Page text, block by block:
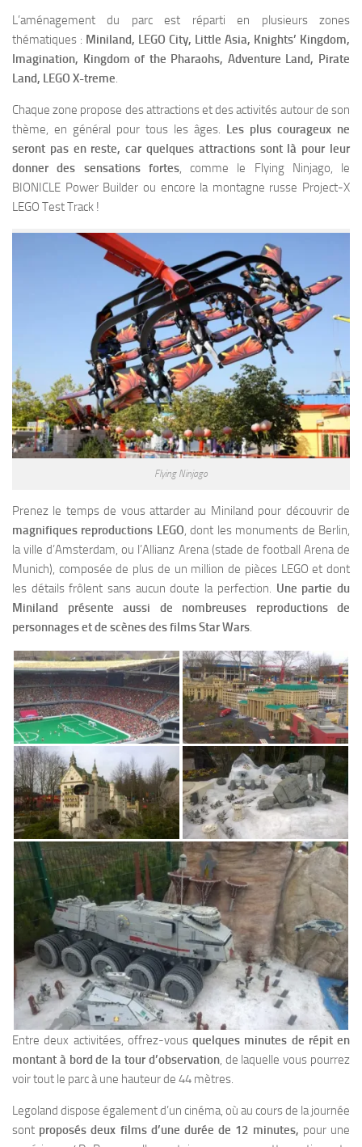
L’aménagement du parc est réparti en plusieurs zones
thématiques : Miniland, LEGO City, Little Asia, Knights’ Kingdom,
Imagination, Kingdom of the Pharaohs, Adventure Land, Pirate
Land, LEGO X-treme.
Chaque zone propose des attractions et des activités autour de son
thème, en général pour tous les âges. Les plus courageux ne
seront pas en reste, car quelques attractions sont là pour leur
donner des sensations fortes, comme le Flying Ninjago, le
BIONICLE Power Builder ou encore la montagne russe Project-X
LEGO Test Track !
Flying Ninjago
Prenez le temps de vous attarder au Miniland pour découvrir de
magnifiques reproductions LEGO, dont les monuments de Berlin,
la ville d’Amsterdam, ou l’Allianz Arena (stade de football Arena de
Munich), composée de plus de un million de pièces LEGO et dont
les détails frôlent sans aucun doute la perfection. Une partie du
Miniland présente aussi de nombreuses reproductions de
personnages et de scènes des films Star Wars.
Entre deux activitées, offrez-vous quelques minutes de répit en
montant à bord de la tour d’observation, de laquelle vous pourrez
voir tout le parc à une hauteur de 44 mètres.
Legoland dispose également d’un cinéma, où au cours de la journée
sont proposés deux films d’une durée de 12 minutes, pour une